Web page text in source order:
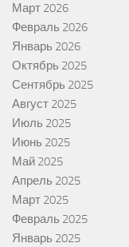
Март 2026
Февраль 2026
Январь 2026
Октябрь 2025
Сентябрь 2025
Август 2025
Июль 2025
Июнь 2025
Май 2025
Апрель 2025
Март 2025
Февраль 2025
Январь 2025